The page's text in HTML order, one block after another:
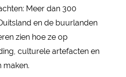
Meer dan 300
en de buurlanden
zien hoe ze op
culturele artefacten en